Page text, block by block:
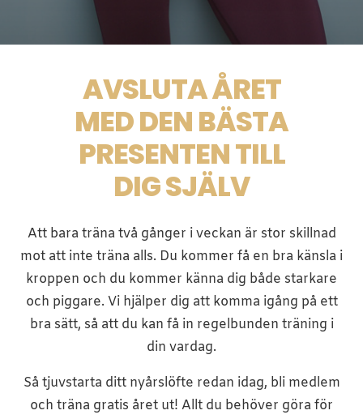
AVSLUTA ÅRET
MED DEN BÄSTA
PRESENTEN TILL
DIG SJÄLV
Att bara träna två gånger i veckan är stor skillnad
mot att inte träna alls. Du kommer få en bra känsla i
kroppen och du kommer känna dig både starkare
och piggare. Vi hjälper dig att komma igång på ett
bra sätt, så att du kan få in regelbunden träning i
din vardag.
Så tjuvstarta ditt nyårslöfte redan idag, bli medlem
och träna gratis året ut! Allt du behöver göra för